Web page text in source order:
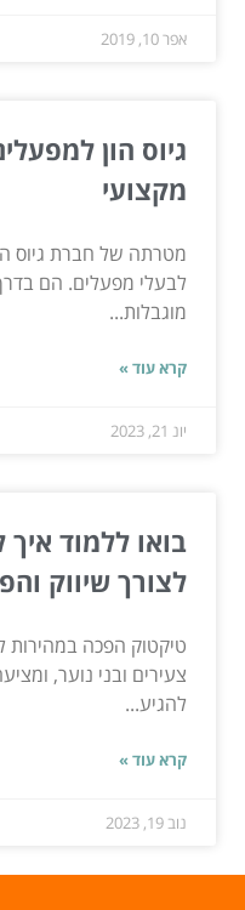
אפר 10, 2019
גיוס הון
מקצועי
מטרתה של חברת גיוס
לבעלי מפעלים. הם
מוגבלות...
קרא עוד »
יונ 21, 2023
בואו ללמוד
לצורך שיווק
טיקטוק הפכה במהירות
צעירים ובני נוער,
להגיע...
קרא עוד »
נוב 19, 2023